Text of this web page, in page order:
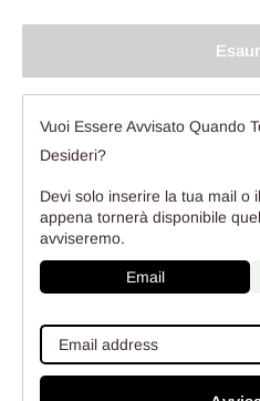
Vuoi Essere Avvisato Quando
Desideri?
Devi solo inserire la tua mail o
appena tornerà disponibile
avviseremo.
Email